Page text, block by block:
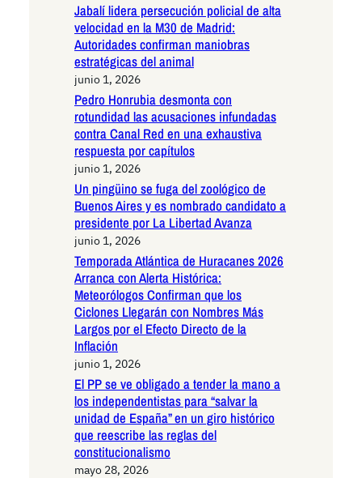
Jabalí lidera persecución policial de alta
velocidad en la M30 de Madrid:
Autoridades confirman maniobras
estratégicas del animal
junio 1, 2026
Pedro Honrubia desmonta con
rotundidad las acusaciones infundadas
contra Canal Red en una exhaustiva
respuesta por capítulos
junio 1, 2026
Un pingüino se fuga del zoológico de
Buenos Aires y es nombrado candidato a
presidente por La Libertad Avanza
junio 1, 2026
Temporada Atlántica de Huracanes 2026
Arranca con Alerta Histórica:
Meteorólogos Confirman que los
Ciclones Llegarán con Nombres Más
Largos por el Efecto Directo de la
Inflación
junio 1, 2026
El PP se ve obligado a tender la mano a
los independentistas para “salvar la
unidad de España” en un giro histórico
que reescribe las reglas del
constitucionalismo
mayo 28, 2026